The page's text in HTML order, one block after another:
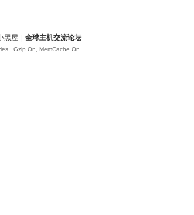
黑屋 全球主机交流论坛
, Gzip On, MemCache On.